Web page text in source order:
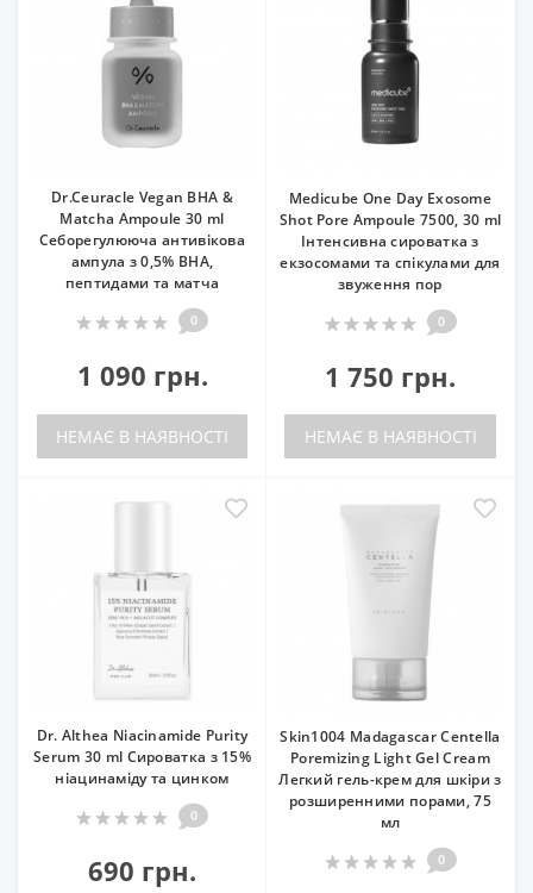
Dr.Ceuracle Vegan BHA &
Matcha Ampoule 30 ml
Себорегулююча антивікова
ампула з 0,5% BHA,
пептидами та матча
0
1 090 грн.
НЕМАЄ В НАЯВНОСТІ
Medicube One Day Exosome
Shot Pore Ampoule 7500, 30 ml
Інтенсивна сироватка з
екзосомами та спікулами для
звуження пор
0
1 750 грн.
НЕМАЄ В НАЯВНОСТІ
Dr. Althea Niacinamide Purity
Serum 30 ml Сироватка з 15%
ніацинаміду та цинком
0
690 грн.
Skin1004 Madagascar Centella
Poremizing Light Gel Cream
Легкий гель-крем для шкіри з
розширенними порами, 75
мл
0